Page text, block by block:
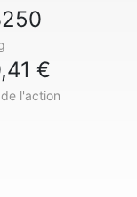
€
l'action